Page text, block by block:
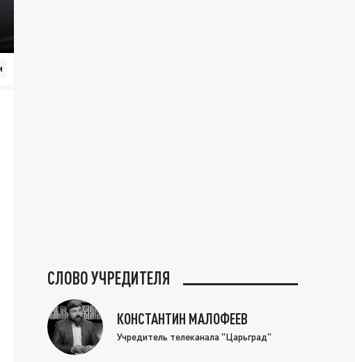
СЛОВО УЧРЕДИТЕЛЯ
КОНСТАНТИН МАЛОФЕЕВ
Учредитель телеканала "Царьград"